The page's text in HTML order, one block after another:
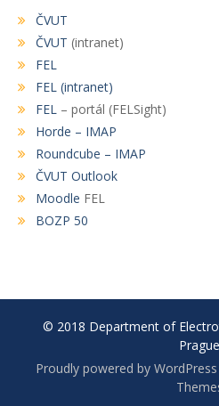
ČVUT
ČVUT (intranet)
FEL
FEL (intranet)
FEL – portál (FELSight)
Horde – IMAP
Roundcube – IMAP
ČVUT Outlook
Moodle FEL
BOZP 50
© 2018 Department of
Prague
Proudly powered by WordPress